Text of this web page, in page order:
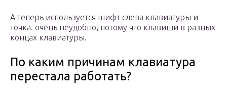
А теперь используется шифт слева клавиатуры и
точка. очень неудобно, потому что клавиши в разных
концах клавиатуры.
По каким причинам клавиатура
перестала работать?